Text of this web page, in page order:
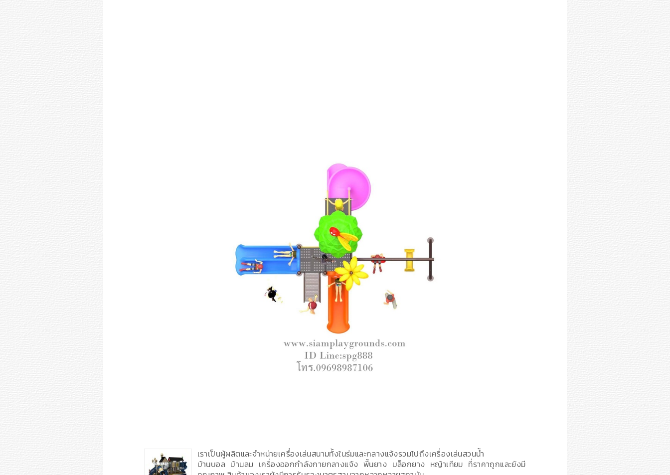
เราเป็นผู้ผลิตและจำหน่ายเครื่องเล่นสนามทั้งในร่มและกลางแจ้งรวมไปถึงเครื่องเล่นสวนน้ำ
บ้านบอล บ้านลม เครื่องออกกำลังกายกลางแจ้ง พื้นยาง บล็อกยาง หญ้าเทียม ที่ราคาถูกและยังมี